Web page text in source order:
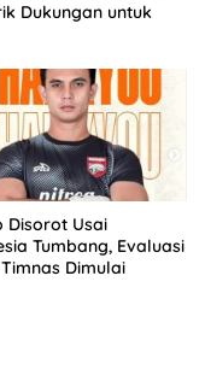
Dukungan untuk
Disorot Usai
Tumbang, Evaluasi
Dimulai